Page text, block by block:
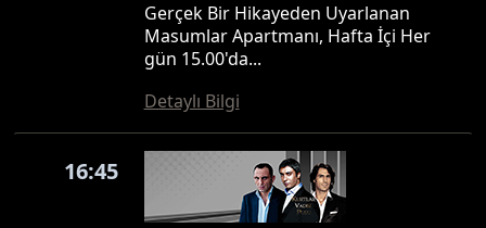
Gerçek Bir Hikayeden Uyarlanan
Masumlar Apartmanı, Hafta İçi Her
gün 15.00'da...
Detaylı Bilgi
16:45